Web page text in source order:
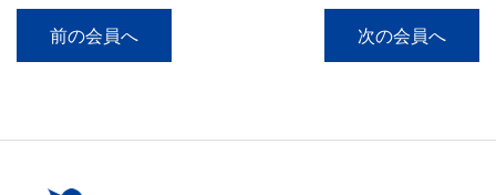
前の会員へ 次の会員へ